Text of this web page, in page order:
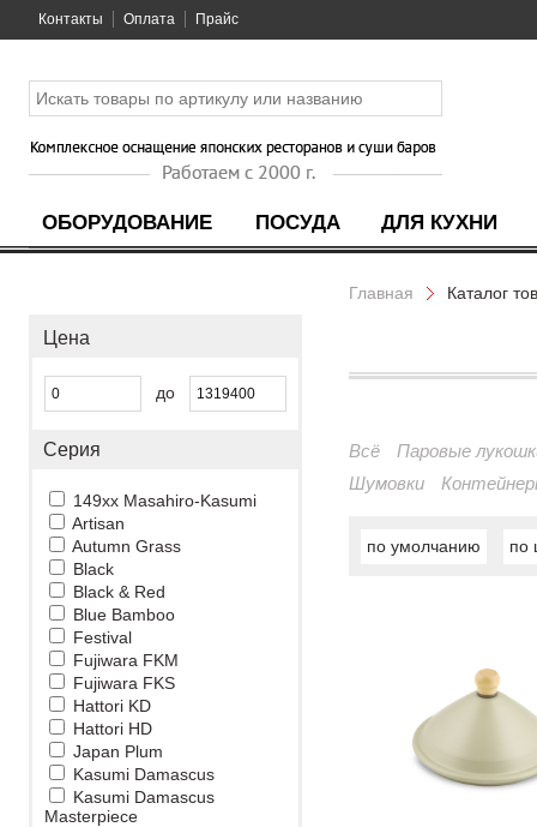
Контакты Оплата Прайс
ОБОРУДОВАНИЕ ПОСУДА ДЛЯ КУХНИ
Цена
до
Серия
149xx Masahiro-Kasumi
Artisan
Autumn Grass
Black
Black & Red
Blue Bamboo
Festival
Fujiwara FKM
Fujiwara FKS
Hattori KD
Hattori HD
Japan Plum
Kasumi Damascus
Kasumi Damascus
Masterpiece
Главная Каталог
Всё
Паровые
Шумовки
по умолчанию по